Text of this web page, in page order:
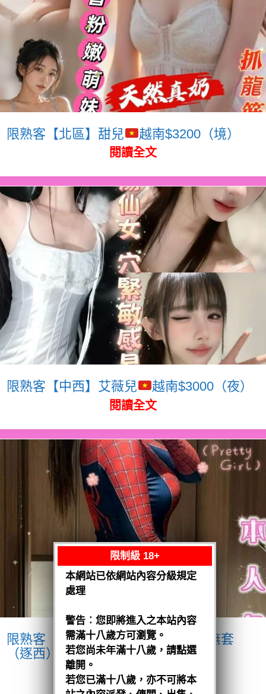
限熟客【北區】甜兒 越南$3200（境）
閱讀全文
限熟客【中西】艾薇兒 越南$3000（夜）
閱讀全文
限熟客【北區】小璇
馬來$2000 .無套
（逐西）
閱讀全文
限制級 18+
本網站已依網站內容分級規定
處理
警告︰您即將進入之本站內容
需滿十八歲方可瀏覽。
若您尚未年滿十八歲，請點選
離開。
若您已滿十八歲，亦不可將本